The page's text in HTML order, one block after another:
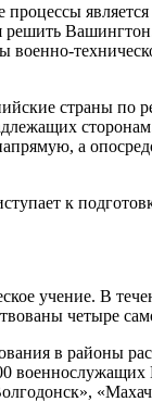
является
решить
страны по
а
к
учение. В
четыре
в районы